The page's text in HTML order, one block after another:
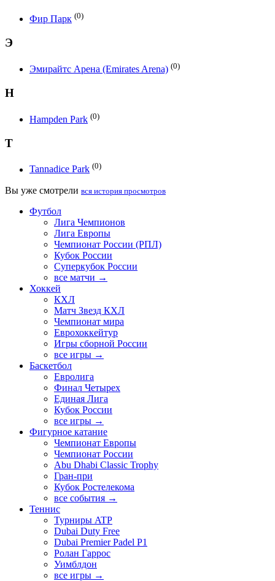
Фир Парк (0)
Э
Эмирайтс Арена (Emirates Arena) (0)
H
Hampden Park (0)
T
Tannadice Park (0)
Вы уже смотрели вся история просмотров
Футбол
Лига Чемпионов
Лига Европы
Чемпионат России (РПЛ)
Кубок России
Суперкубок России
все матчи →
Хоккей
КХЛ
Матч Звезд КХЛ
Чемпионат мира
Еврохоккейтур
Игры сборной России
все игры →
Баскетбол
Евролига
Финал Четырех
Единая Лига
Кубок России
все игры →
Фигурное катание
Чемпионат Европы
Чемпионат России
Abu Dhabi Classic Trophy
Гран-при
Кубок Ростелекома
все события →
Теннис
Турниры ATP
Dubai Duty Free
Dubai Premier Padel P1
Ролан Гаррос
Уимблдон
все игры →